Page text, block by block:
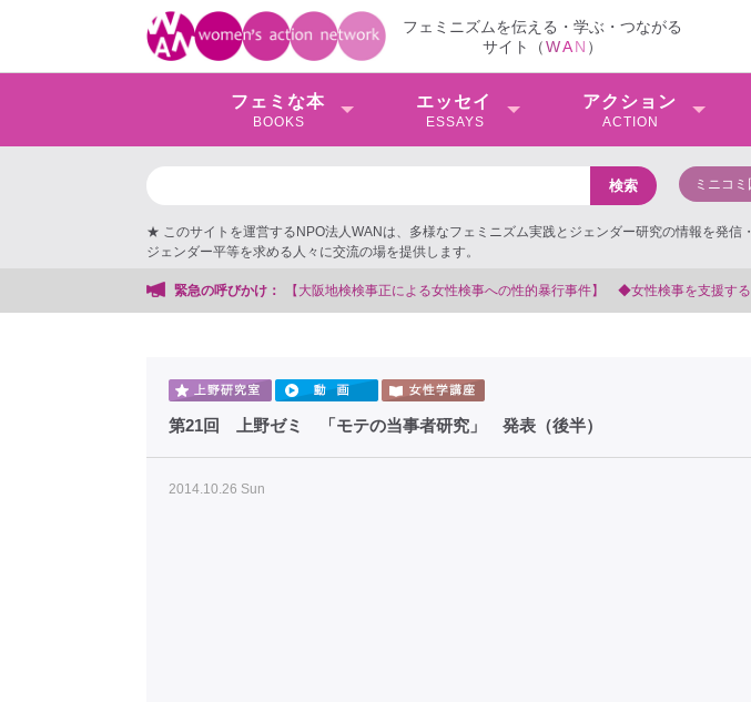
フェミニズムを伝える・学ぶ・つながる
サイト（WAN ）
フェミな本
BOOKS
エッセイ
ESSAYS
アクション
ACTION
ミニコ
★ このサイトを運営するNPO法人WANは、多様なフェミニズム実践とジェンダー研究の情報を発信
ジェンダー平等を求める人々に交流の場を提供します。
緊急の呼びかけ：
【大阪地検検事正による女性検事への性的暴行事件】 ◆女性検事を支援する会事務局
第21回 上野ゼミ 「モテの当事者研究」 発表（後半）
2014.10.26 Sun